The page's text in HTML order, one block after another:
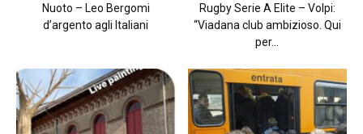
Nuoto – Leo Bergomi
d’argento agli Italiani
Rugby Serie A Elite – Volpi:
“Viadana club ambizioso. Qui
per...